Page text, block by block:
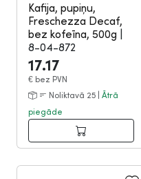
Kafija, pupiņu,
Freschezza Decaf,
bez kofeīna, 500g
8-04-872
17.17
€ bez PVN
Noliktavā 25 | Ātrā
piegāde